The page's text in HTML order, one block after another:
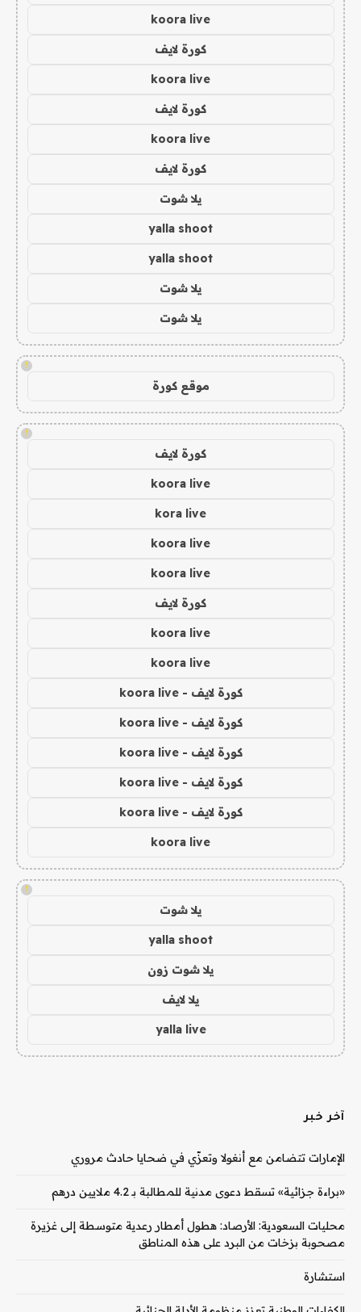
koora live
كورة لايف
koora live
كورة لايف
koora live
كورة لايف
يلا شوت
yalla shoot
yalla shoot
يلا شوت
يلا شوت
!
موقع كورة
!
كورة لايف
koora live
kora live
koora live
koora live
كورة لايف
koora live
koora live
كورة لايف - koora live
كورة لايف - koora live
كورة لايف - koora live
كورة لايف - koora live
كورة لايف - koora live
koora live
!
يلا شوت
yalla shoot
يلا شوت زون
يلا لايف
yalla live
آخر خبر
الإمارات تتضامن مع أنغولا وتعزّي في ضحايا حادث مروري
«براءة جزائية» تسقط دعوى مدنية للمطالبة بـ 4.2 ملايين درهم
محليات السعودية: الأرصاد: هطول أمطار رعدية متوسطة إلى غزيرة
مصحوبة بزخات من البرد على هذه المناطق
استشارة